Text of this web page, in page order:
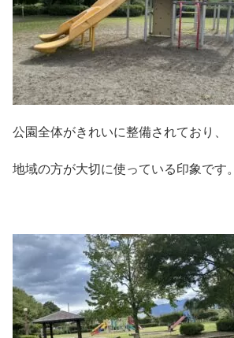
公園全体がきれいに整備されており、
地域の方が大切に使っている印象です。